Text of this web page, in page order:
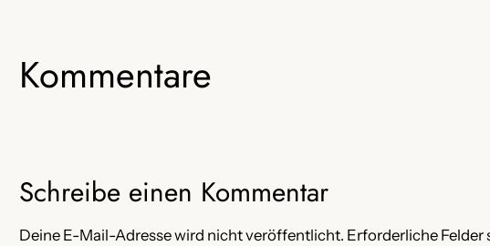
Kommentare
Schreibe einen Kommentar
Deine E-Mail-Adresse wird nicht veröffentlicht. Erforderliche Felder